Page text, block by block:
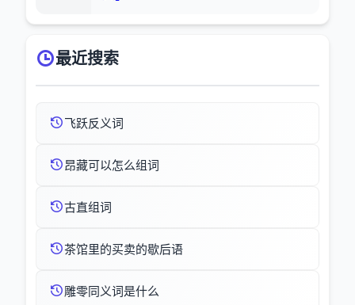
最近搜索
飞跃反义词
昂藏可以怎么组词
古直组词
茶馆里的买卖的歇后语
雕零同义词是什么